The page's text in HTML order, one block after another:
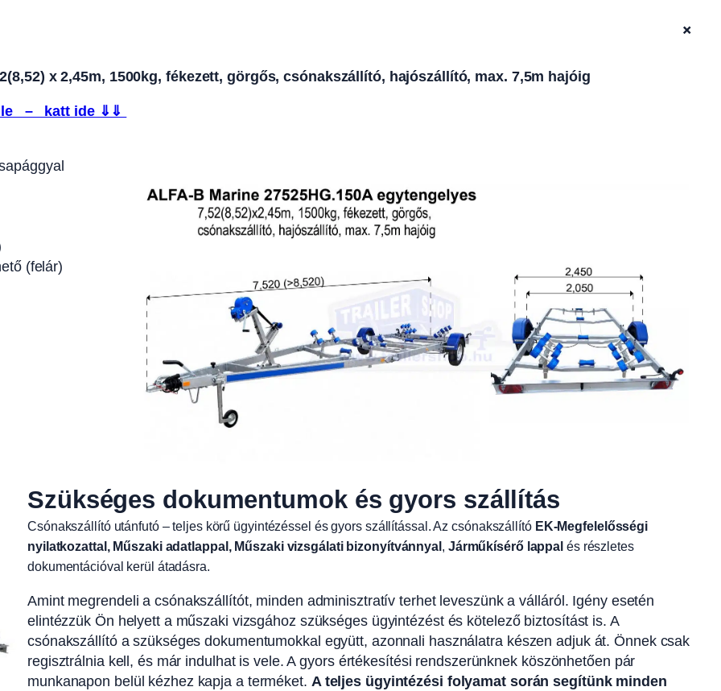
+
x 2,45m, 1500kg, fékezett, görgős, csónakszállító, hajószállító, max. 7,5m hajóig
le – katt ide ⇓⇓
(felár)
Szükséges dokumentumok és gyors szállítás
Csónakszállító utánfutó – teljes körű ügyintézéssel és gyors szállítással. Az csónakszállító EK-Megfelelősségi
nyilatkozattal, Műszaki adatlappal, Műszaki vizsgálati bizonyítvánnyal , Járműkísérő lappal és részletes
dokumentációval kerül átadásra.
Amint megrendeli a csónakszállítót, minden adminisztratív terhet leveszünk a válláról. Igény esetén
elintézzük Ön helyett a műszaki vizsgához szükséges ügyintézést és kötelező biztosítást is. A
csónakszállító a szükséges dokumentumokkal együtt, azonnali használatra készen adjuk át. Önnek csak
regisztrálnia kell, és már indulhat is vele. A gyors értékesítési rendszerünknek köszönhetően pár
munkanapon belül kézhez kapja a terméket. A teljes ügyintézési folyamat során segítünk minden